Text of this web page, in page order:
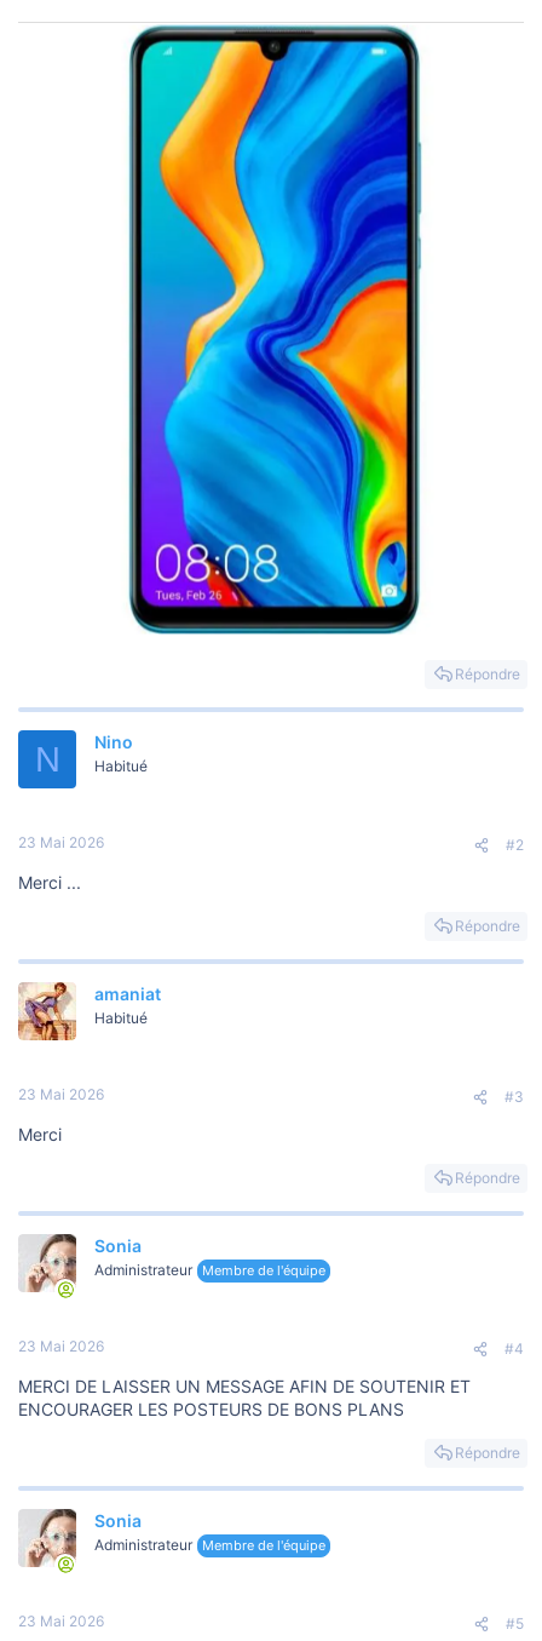
Répondre
N Nino
Habitué
23 Mai 2026 #2
Merci ...
Répondre
amaniat
Habitué
23 Mai 2026 #3
Merci
Répondre
Sonia
Administrateur Membre de l'équipe
23 Mai 2026 #4
MERCI DE LAISSER UN MESSAGE AFIN DE SOUTENIR ET
ENCOURAGER LES POSTEURS DE BONS PLANS
Répondre
Sonia
Administrateur Membre de l'équipe
23 Mai 2026 #5